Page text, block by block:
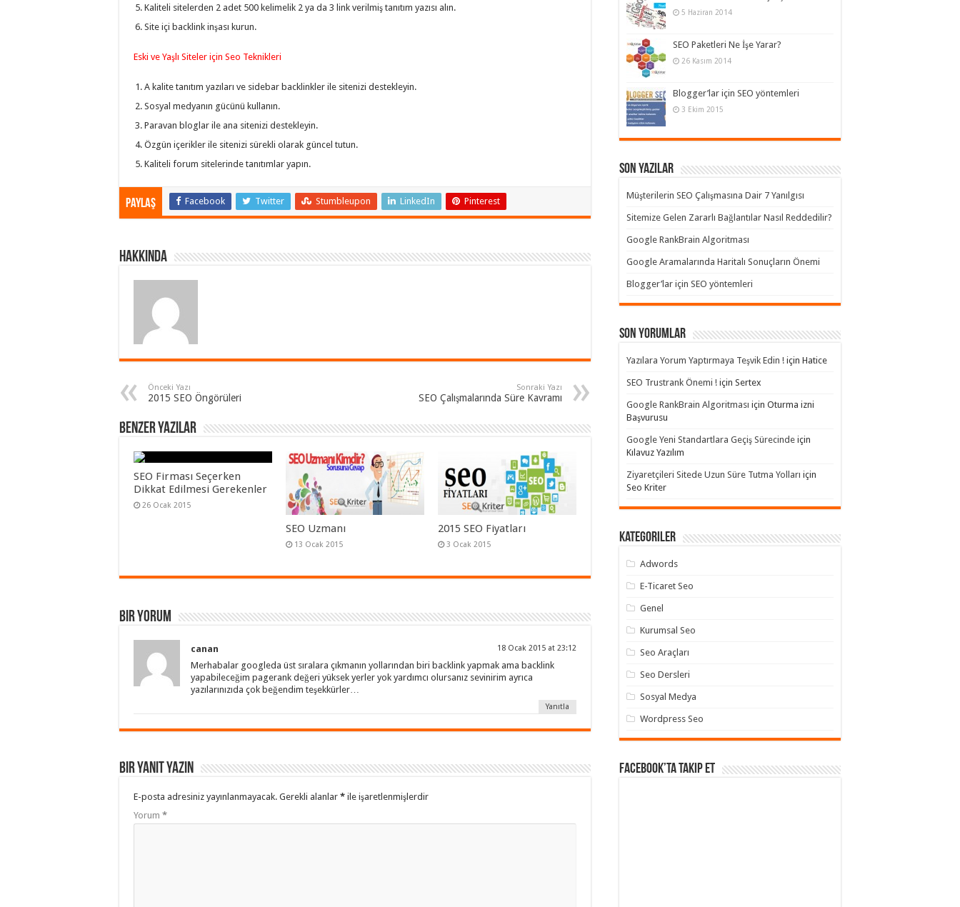
Kaliteli sitelerden 2 adet 500 kelimelik 2 ya da 3 link verilmiş tanıtım yazısı alın.
Site içi backlink inşası kurun.
Eski ve Yaşlı Siteler için Seo Teknikleri
A kalite tanıtım yazıları ve sidebar backlinkler ile sitenizi destekleyin.
Sosyal medyanın gücünü kullanın.
Paravan bloglar ile ana sitenizi destekleyin.
Özgün içerikler ile sitenizi sürekli olarak güncel tutun.
Kaliteli forum sitelerinde tanıtımlar yapın.
Paylaş Facebook Twitter Stumbleupon LinkedIn Pinterest
Hakkında
Önceki Yazı
2015 SEO Öngörüleri
Sonraki Yazı
SEO Çalışmalarında Süre Kavramı
Benzer Yazılar
SEO Firması Seçerken
Dikkat Edilmesi Gerekenler
26 Ocak 2015
SEO Uzmanı
13 Ocak 2015
2015 SEO Fiyatları
3 Ocak 2015
Bir Yorum
canan 18 Ocak 2015 at 23:12
Merhabalar googleda üst sıralara çıkmanın yollarından biri backlink yapmak ama backlink
yapabileceğim pagerank değeri yüksek yerler yok yardımcı olursanız sevinirim ayrıca
yazılarınızıda çok beğendim teşekkürler…
Yanıtla
Bir yanıt yazın
E-posta adresiniz yayınlanmayacak. Gerekli alanlar * ile işaretlenmişlerdir
Yorum *
5 Haziran 2014
SEO Paketleri Ne İşe Yarar?
26 Kasım 2014
Blogger’lar için SEO yöntemleri
3 Ekim 2015
Son Yazılar
Müşterilerin SEO Çalışmasına Dair 7 Yanılgısı
Sitemize Gelen Zararlı Bağlantılar Nasıl Reddedilir?
Google RankBrain Algoritması
Google Aramalarında Haritalı Sonuçların Önemi
Blogger’lar için SEO yöntemleri
Son yorumlar
Yazılara Yorum Yaptırmaya Teşvik Edin ! için Hatice
SEO Trustrank Önemi ! için Sertex
Google RankBrain Algoritması için Oturma izni
Başvurusu
Google Yeni Standartlara Geçiş Sürecinde için
Kılavuz Yazılım
Ziyaretçileri Sitede Uzun Süre Tutma Yolları için
Seo Kriter
Kategoriler
Adwords
E-Ticaret Seo
Genel
Kurumsal Seo
Seo Araçları
Seo Dersleri
Sosyal Medya
Wordpress Seo
Facebook’ta takip et